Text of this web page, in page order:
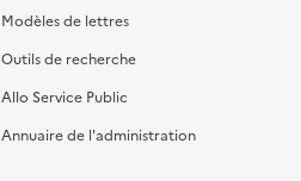
Modèles de lettres
Outils de recherche
Allo Service Public
Annuaire de l'administration